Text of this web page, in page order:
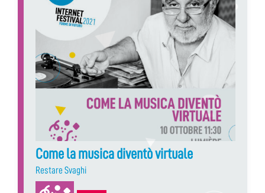
Come la musica diventò virtuale
Restare Svaghi